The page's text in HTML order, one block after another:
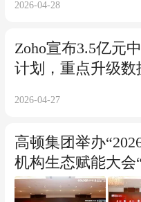
2026-04-28
Zoho宣布3.5亿元
计划，重点升级数
2026-04-27
高顿集团举办
机构生态赋能大会
向大学生涯服务